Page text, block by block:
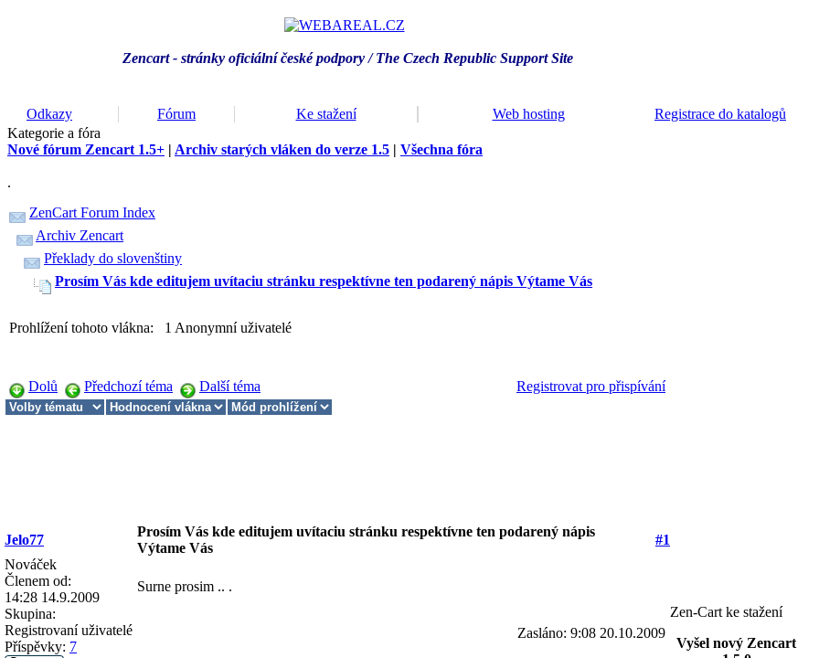
Zencart - stránky oficiální české podpory / The Czech Republic Support Site
Odkazy Fórum Ke stažení Web hosting Registrace do katalogů
Kategorie a fóra
Nové fórum Zencart 1.5+ | Archiv starých vláken do verze 1.5 | Všechna fóra
.
ZenCart Forum Index
Archiv Zencart
Překlady do slovenštiny
Prosím Vás kde editujem uvítaciu stránku respektívne ten podarený nápis Výtame Vás
Prohlížení tohoto vlákna: 1 Anonymní uživatelé
Dolů Předchozí téma Další téma Registrovat pro přispívání
Jelo77
Prosím Vás kde editujem uvítaciu stránku respektívne ten podarený nápis
Výtame Vás
#1
Nováček
Členem od:
14:28 14.9.2009
Skupina:
Registrovaní uživatelé
Příspěvky: 7
Surne prosim .. .
Zasláno: 9:08 20.10.2009
Zen-Cart ke stažení
Vyšel nový Zencart